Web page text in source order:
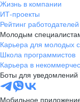
Жизнь в компании
ИТ-проекты
Рейтинг
Молодым
Карьера для молодых
Школа программистов
Карьера в
Боты для уведомлений
Мобильное